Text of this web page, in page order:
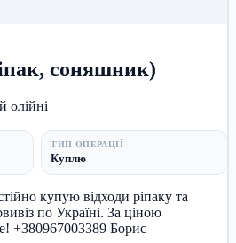
соняшник)
олійні
ТИП ОПЕРАЦІЇ
Куплю
купую відходи ріпаку та
по Україні. За ціною
+380967003389 Борис